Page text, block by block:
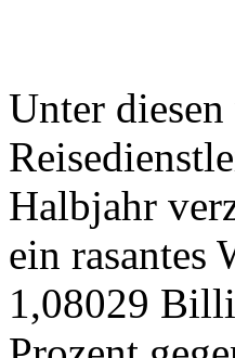
Unter
Halbjahr
ein rasantes
1,08029